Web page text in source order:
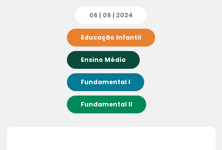
06 | 09 | 2024
Educação Infantil
Ensino Médio
Fundamental I
Fundamental II